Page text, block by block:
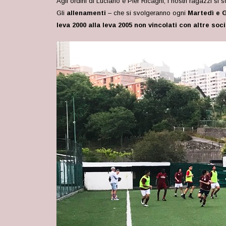
Gli allenamenti – che si svolgeranno ogni Martedì e
leva 2000 alla leva 2005 non vincolati con altre